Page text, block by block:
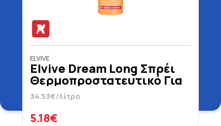
ELVIVE
Elvive Dream Long Σπρέι
Θερμοπροστατευτικό Για
Μακριά & Λεία Μαλλιά 150
ml
34.53€/λίτρο
5.18€